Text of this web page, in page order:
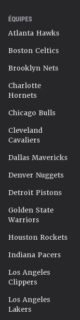
ÉQUIPES
Atlanta Hawks
Boston Celtics
Brooklyn Nets
Charlotte
Hornets
Chicago Bulls
Cleveland
Cavaliers
Dallas Mavericks
Denver Nuggets
Detroit Pistons
Golden State
Warriors
Houston Rockets
Indiana Pacers
Los Angeles
Clippers
Los Angeles
Lakers